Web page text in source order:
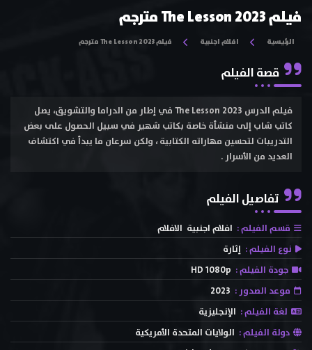
فيلم The Lesson 2023 مترجم
الرئيسية افلام اجنبية فيلم The Lesson 2023 مترجم
قصة الفيلم
فيلم الدرس The Lesson 2023 في إطار من الدراما والتشويق، يصل
كاتب شاب إلى منشأة خاصة بكاتب شهير في سبيل الحصول على بعض
التدريبات لتحسين مهاراته الكتابية ، ولكن سرعان ما يبدأ في اكتشاف
العديد من الأسرار .
تفاصيل الفيلم
قسم الفيلم : افلام اجنبية الافلام
نوع الفيلم : إثارة
جودة الفيلم : HD 1080p
موعد الصدور : 2023
لغة الفيلم : الإنجليزية
دولة الفيلم : الولايات المتحدة الأمريكية